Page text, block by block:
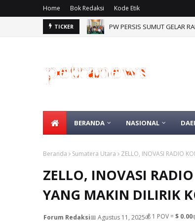
Home Bok Redaksi Kode Etik
TICKER PW PERSIS SUMUT GELAR
BERANDA NASIONAL
Beranda Sumatera Utara ZELLO, INOVASI RADIO
ZELLO, INOVASI
YANG MAKIN DILIRIK
Forum Redaksi📅 Agustus 11, 2025💰 1 POV = $ 0.00